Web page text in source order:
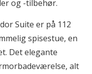
og -tilbehør.
Suite er på 112
spisestue, en
Det elegante
alt